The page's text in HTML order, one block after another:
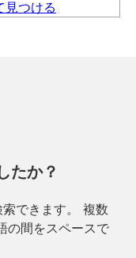
たか？
できます。 複数
の間をスペースで